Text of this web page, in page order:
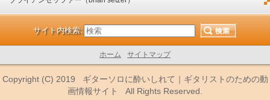
サイト内検索:
ホーム サイトマップ
Copyright (C) 2019
ギターソロに酔いしれて｜ギタリストのための動
画情報サイト
All Rights Reserved.